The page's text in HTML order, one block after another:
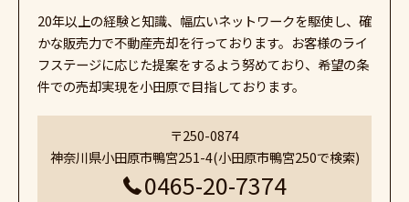
20年以上の経験と知識、幅広いネットワークを駆使し、確
かな販売力で不動産売却を行っております。お客様のライ
フステージに応じた提案をするよう努めており、希望の条
件での売却実現を小田原で目指しております。
〒250-0874
神奈川県小田原市鴨宮251-4(小田原市鴨宮250で検索)
0465-20-7374